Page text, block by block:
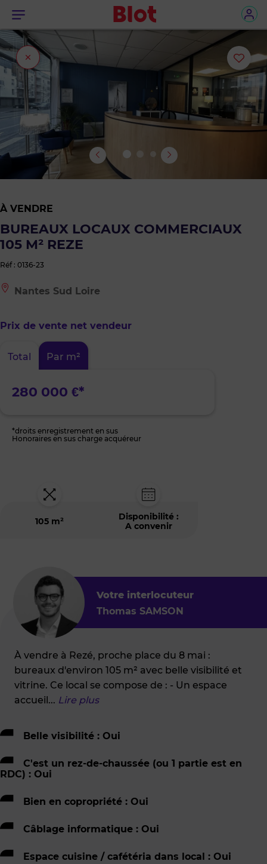
Menu
Fermer
l'onglet
ou
À VENDRE
BUREAUX LOCAUX COMMERCIAUX
105 M² REZE
Réf : 0136-23
Le
bien
à
Nantes
Sud
Nantes Sud Loire
Prix de vente net vendeur
Total Par m²
280 000 €*
*droits enregistrement en sus
Honoraires en sus charge acquéreur
105 m²
Disponibilité :
A convenir
Votre interlocuteur
Thomas SAMSON
À vendre à Rezé, proche place du 8 mai :
bureaux d'environ 105 m² avec belle visibilité et
vitrine. Ce local se compose de : - Un espace
accueil... Lire plus
Belle visibilité : Oui
C'est un rez-de-chaussée (ou 1 partie est en
RDC) : Oui
Bien en copropriété : Oui
Câblage informatique : Oui
Espace cuisine / cafétéria dans local : Oui